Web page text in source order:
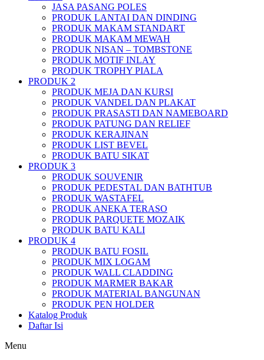
JASA PASANG POLES
PRODUK LANTAI DAN DINDING
PRODUK MAKAM STANDART
PRODUK MAKAM MEWAH
PRODUK NISAN – TOMBSTONE
PRODUK MOTIF INLAY
PRODUK TROPHY PIALA
PRODUK 2
PRODUK MEJA DAN KURSI
PRODUK VANDEL DAN PLAKAT
PRODUK PRASASTI DAN NAMEBOARD
PRODUK PATUNG DAN RELIEF
PRODUK KERAJINAN
PRODUK LIST BEVEL
PRODUK BATU SIKAT
PRODUK 3
PRODUK SOUVENIR
PRODUK PEDESTAL DAN BATHTUB
PRODUK WASTAFEL
PRODUK ANEKA TERASO
PRODUK PARQUETE MOZAIK
PRODUK BATU KALI
PRODUK 4
PRODUK BATU FOSIL
PRODUK MIX LOGAM
PRODUK WALL CLADDING
PRODUK MARMER BAKAR
PRODUK MATERIAL BANGUNAN
PRODUK PEN HOLDER
Katalog Produk
Daftar Isi
Menu